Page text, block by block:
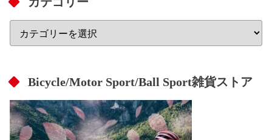
Bicycle/Motor Sport/Ball Sport雑貨ストア